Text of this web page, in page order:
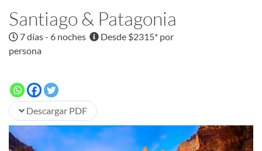
Santiago & Patagonia
7 días - 6 noches
Desde $2315* por
persona
Descargar PDF